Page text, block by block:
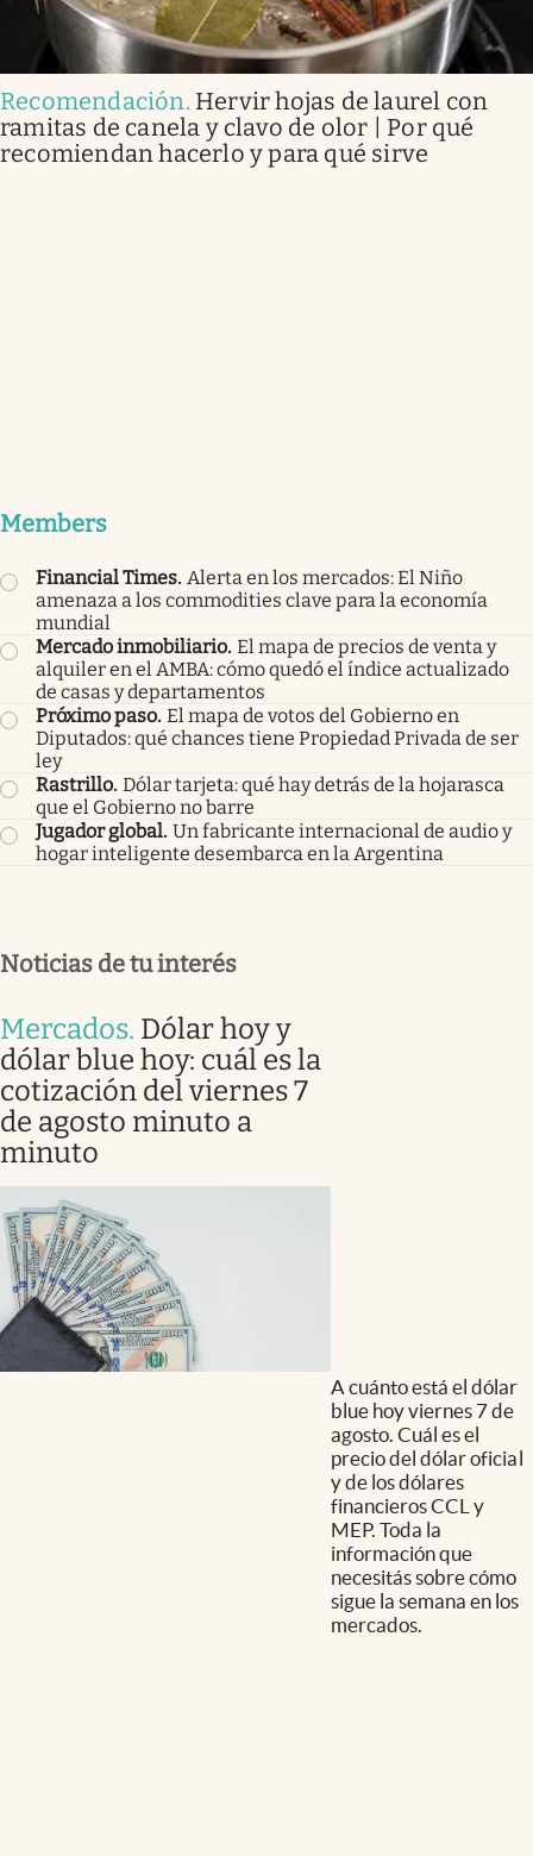
Recomendación. Hervir hojas de laurel con
ramitas de canela y clavo de olor | Por qué
recomiendan hacerlo y para qué sirve
Members
Financial Times. Alerta en los mercados: El Niño
amenaza a los commodities clave para la economía
mundial
Mercado inmobiliario. El mapa de precios de venta y
alquiler en el AMBA: cómo quedó el índice actualizado
de casas y departamentos
Próximo paso. El mapa de votos del Gobierno en
Diputados: qué chances tiene Propiedad Privada de ser
ley
Rastrillo. Dólar tarjeta: qué hay detrás de la hojarasca
que el Gobierno no barre
Jugador global. Un fabricante internacional de audio y
hogar inteligente desembarca en la Argentina
Noticias de tu interés
Mercados. Dólar hoy y
dólar blue hoy: cuál es la
cotización del viernes 7
de agosto minuto a
minuto
A cuánto está el dólar
blue hoy viernes 7 de
agosto. Cuál es el
precio del dólar oficial
y de los dólares
financieros CCL y
MEP. Toda la
información que
necesitás sobre cómo
sigue la semana en los
mercados.